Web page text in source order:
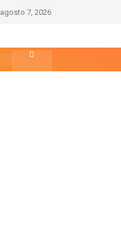
agosto 7, 2026